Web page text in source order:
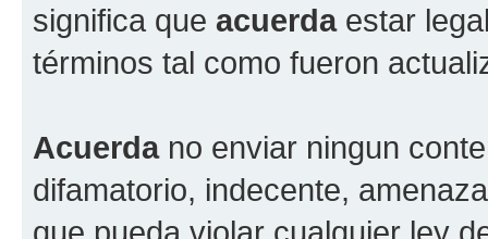
significa que acuerdaestar
términos tal como fueron
Acuerdano enviar ningun
difamatorio, indecente,
que pueda violar cualquier ley